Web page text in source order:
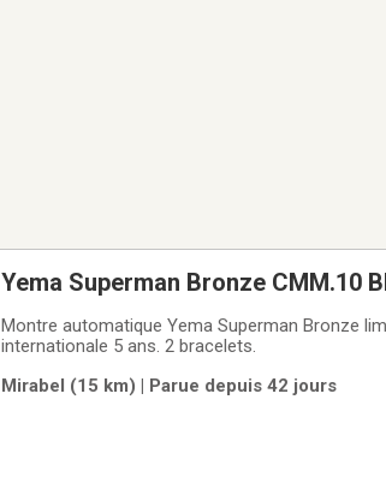
Yema Superman Bronze CMM.10
Montre automatique Yema Superman Bronze limited
internationale 5 ans. 2 bracelets.
Mirabel (15 km) | Parue depuis 42 jours